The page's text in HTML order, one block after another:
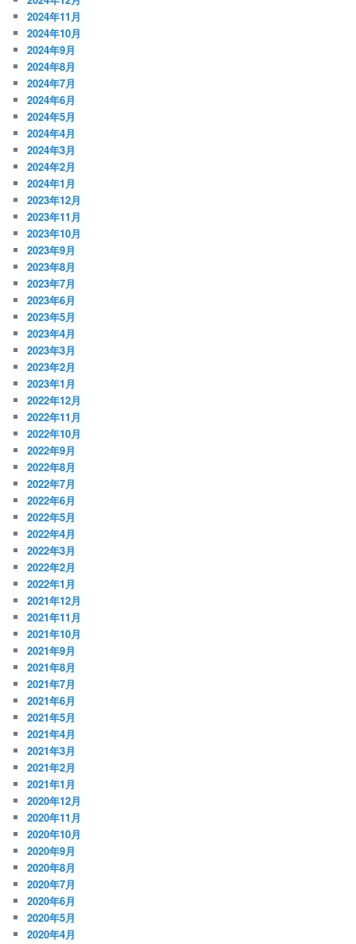
2024年11月
2024年10月
2024年9月
2024年8月
2024年7月
2024年6月
2024年5月
2024年4月
2024年3月
2024年2月
2024年1月
2023年12月
2023年11月
2023年10月
2023年9月
2023年8月
2023年7月
2023年6月
2023年5月
2023年4月
2023年3月
2023年2月
2023年1月
2022年12月
2022年11月
2022年10月
2022年9月
2022年8月
2022年7月
2022年6月
2022年5月
2022年4月
2022年3月
2022年2月
2022年1月
2021年12月
2021年11月
2021年10月
2021年9月
2021年8月
2021年7月
2021年6月
2021年5月
2021年4月
2021年3月
2021年2月
2021年1月
2020年12月
2020年11月
2020年10月
2020年9月
2020年8月
2020年7月
2020年6月
2020年5月
2020年4月